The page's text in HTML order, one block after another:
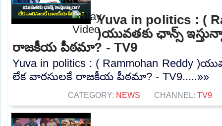
Yuva in politics : (
)యువతకు ఛాన్స్
రాజకీయ పీఠమా? - TV9
Yuva in politics : ( Rammohan Reddy
లేక వారసులకే రాజకీయ పీఠమా? - TV9.....»»
CATEGORY: NEWS CHANNEL: TV9